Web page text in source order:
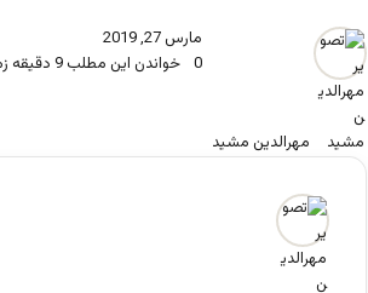
مهرالدین مشید
مارس 27, 2019
0 خواندن این مطلب 9 دقیقه زمان میبرد